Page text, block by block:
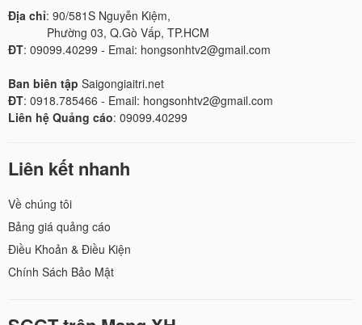
Địa chỉ: 90/581S Nguyễn Kiệm,
Phường 03, Q.Gò Vấp, TP.HCM
ĐT: 09099.40299 - Emai: hongsonhtv2@gmail.com
Ban biên tập Saigongiaitri.net
ĐT: 0918.785466 - Email: hongsonhtv2@gmail.com
Liên hệ Quảng cáo: 09099.40299
Liên kết nhanh
Về chúng tôi
Bảng giá quảng cáo
Điều Khoản & Điều Kiện
Chính Sách Bảo Mật